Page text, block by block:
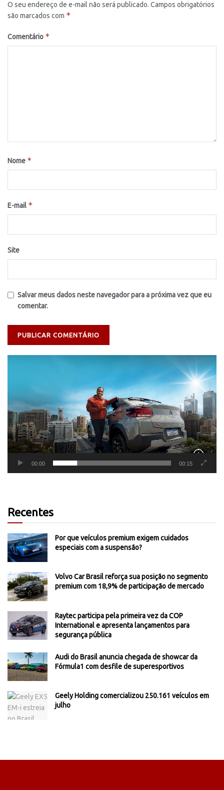
O seu endereço de e-mail não será publicado. Campos obrigatórios
são marcados com *
Comentário *
Nome *
E-mail *
Site
Salvar meus dados neste navegador para a próxima vez que eu
comentar.
00:00 00:15
Recentes
Por que veículos premium exigem cuidados
especiais com a suspensão?
Volvo Car Brasil reforça sua posição no segmento
premium com 18,9% de participação de mercado
Raytec participa pela primeira vez da COP
International e apresenta lançamentos para
segurança pública
Audi do Brasil anuncia chegada de showcar da
Fórmula1 com desfile de superesportivos
Geely Holding comercializou 250.161 veículos em
julho